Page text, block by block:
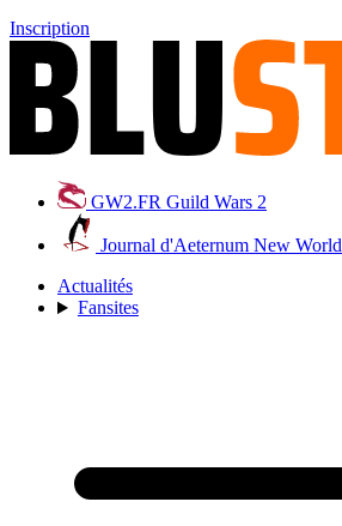
Inscription
GW2.FR Guild Wars 2
Journal d'Aeternum New World
Actualités
Fansites